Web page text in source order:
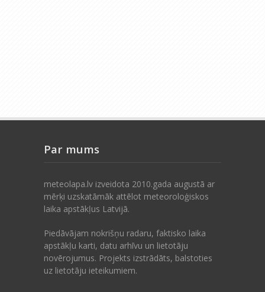
Par mums
meteolapa.lv izveidota 2010.gada augustā ar
mērķi uzskatāmāk attēlot meteoroloģiskos
laika apstākļus Latvijā.
Piedāvājam nokrišņu radaru, faktisko laika
apstākļu karti, datu arhīvu un lietotāju
novērojumus. Projekts izstrādāts, balstoties
uz lietotāju ieteikumiem.